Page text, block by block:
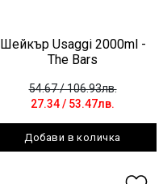
Шейкър Usaggi 2000ml -
The Bars
54.67/ 106.93лв.
27.34/ 53.47лв.
Добави в количка